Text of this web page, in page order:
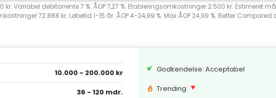
kr. Variabel debitorrente 7 %. ÅOP 7,27 %. Etableringsomkostninger 2.500 kr. Estimeret
72.888 kr. Løbetid 1-15 år. ÅOP 4-24,99 %. Max ÅOP 24,99 %. Better
10.000 - 200.000 kr
36 - 120 mdr.
Godkendelse: Acceptabel
Trending